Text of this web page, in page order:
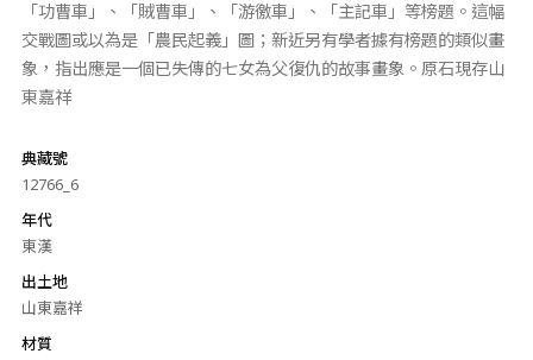
「功曹車」、「賊曹車」、「游徼車」、「主記車」等榜題。這幅
交戰圖或以為是「農民起義」圖；新近另有學者據有榜題的類似畫
象，指出應是一個已失傳的七女為父復仇的故事畫象。原石現存山
東嘉祥
典藏號
12766_6
年代
東漢
出土地
山東嘉祥
材質